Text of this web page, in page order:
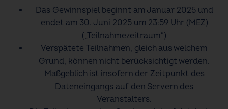
Das Gewinnspiel beginnt am Januar 2025 und
endet am 30. Juni 2025um 23:59 Uhr (MEZ)
(„Teilnahmezeitraum“)
Verspätete Teilnahmen, gleich aus welchem
Grund, können nicht berücksichtigt werden.
Maßgeblich ist insofern der Zeitpunkt des
Dateneingangs auf den Servern des
Veranstalters.